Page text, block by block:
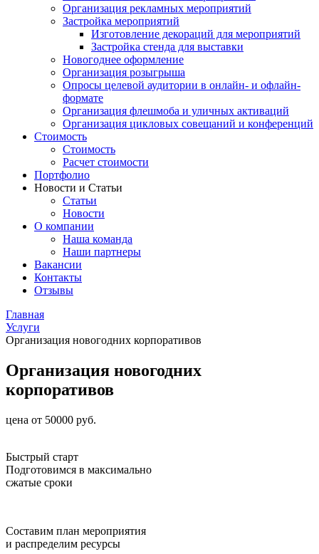
Организация рекламных мероприятий
Застройка мероприятий
Изготовление декораций для мероприятий
Застройка стенда для выставки
Новогоднее оформление
Организация розыгрыша
Опросы целевой аудитории в онлайн- и офлайн-
формате
Организация флешмоба и уличных активаций
Организация цикловых совещаний и конференций
Стоимость
Стоимость
Расчет стоимости
Портфолио
Новости и Статьи
Статьи
Новости
О компании
Наша команда
Наши партнеры
Вакансии
Контакты
Отзывы
Главная
Услуги
Организация новогодних корпоративов
Организация новогодних
корпоративов
цена от 50000 руб.
Быстрый старт
Подготовимся в максимально
сжатые сроки
Составим план мероприятия
и распределим ресурсы